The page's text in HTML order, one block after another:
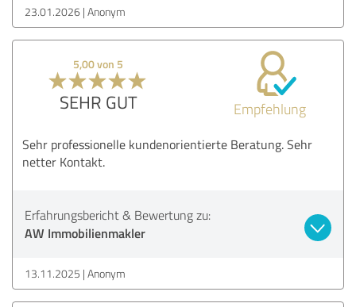
23.01.2026 Anonym
5,00 von 5
SEHR GUT Empfehlung
Sehr professionelle kundenorientierte Beratung. Sehr
netter Kontakt.
Erfahrungsbericht & Bewertung zu:
AW Immobilienmakler
13.11.2025 Anonym